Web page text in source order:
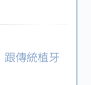
跟傳統植牙